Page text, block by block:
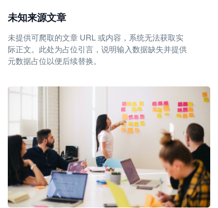
未知来源文章
未提供可爬取的文章 URL 或内容，系统无法获取实
际正文。此处为占位引言，说明输入数据缺失并提供
元数据占位以便后续替换。